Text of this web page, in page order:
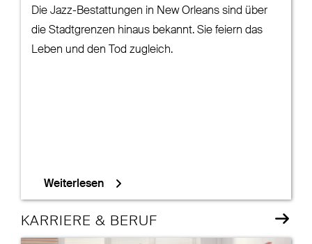
Die Jazz-Bestattungen in New Orleans sind über
die Stadtgrenzen hinaus bekannt. Sie feiern das
Leben und den Tod zugleich.
Weiterlesen
KARRIERE & BERUF